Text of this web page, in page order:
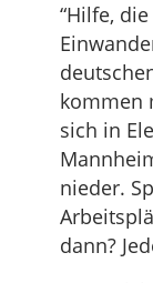
“Hilfe,
kommen
sich in
nieder.
dann?